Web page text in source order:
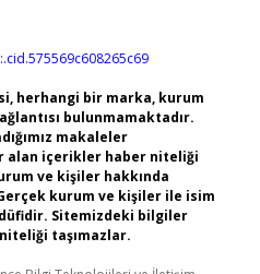
herhangi bir marka, kurum
bulunmamaktadır.
makaleler
alan içerikler haber niteliği
ve kişiler hakkında
kurum ve kişiler ile isim
Sitemizdeki bilgiler
taşımazlar.